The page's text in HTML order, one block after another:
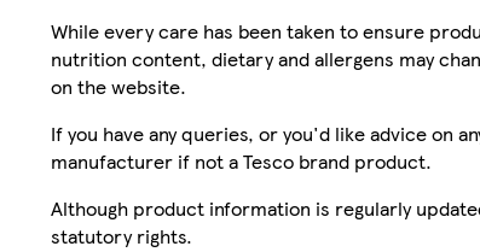
While every care has been taken to ensure
nutrition content, dietary and allergens may
on the website.
If you have any queries, or you'd like advice on
manufacturer if not a Tesco brand product.
Although product information is regularly
statutory rights.